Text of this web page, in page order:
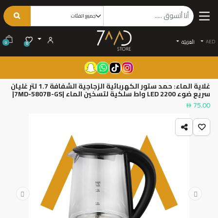
AED الْعَرَبيّة 0
0
غلاية الماء: حمد ستور الكهربائية الزجاجية الشفافة 1.7 لتر غليان
سريع ضوء LED 2200 واط سلكية لتسخين الماء |7MD-5807B-GS|
75.00